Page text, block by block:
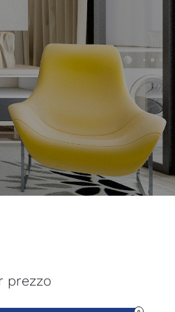
prezzo